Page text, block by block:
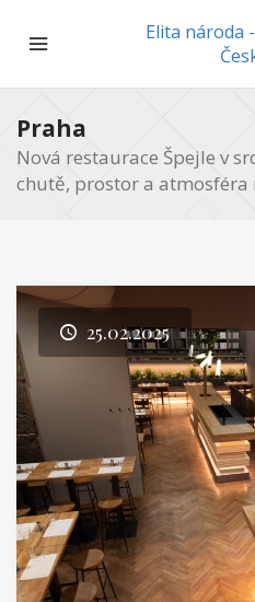
Elita národa
Praha
Nová restaurace Špejle v
chutě, prostor a atmosféra
25.02.2025